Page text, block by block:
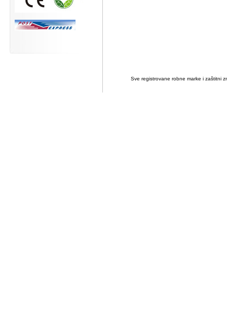
Sve registrovane robne marke i zaštitni